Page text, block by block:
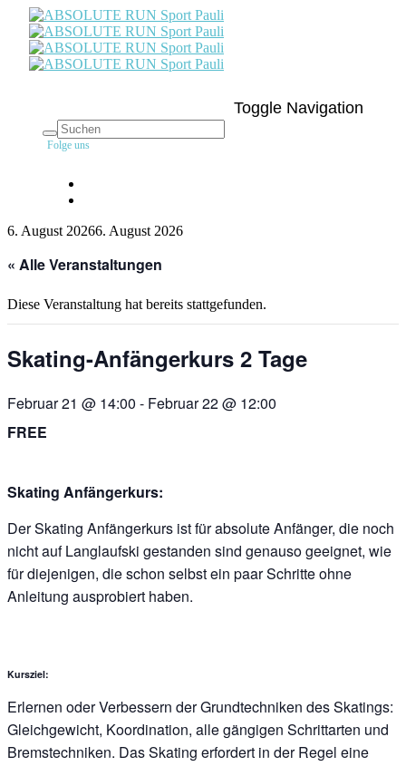
Toggle Navigation
Folge uns
6. August 20266. August 2026
« Alle Veranstaltungen
Diese Veranstaltung hat bereits stattgefunden.
Skating-Anfängerkurs 2 Tage
Februar 21 @ 14:00 - Februar 22 @ 12:00
FREE
Skating Anfängerkurs:
Der Skating Anfängerkurs ist für absolute Anfänger, die noch
nicht auf Langlaufski gestanden sind genauso geeignet, wie
für diejenigen, die schon selbst ein paar Schritte ohne
Anleitung ausprobiert haben.
Kursziel:
Erlernen oder Verbessern der Grundtechniken des Skatings:
Gleichgewicht, Koordination, alle gängigen Schrittarten und
Bremstechniken. Das Skating erfordert in der Regel eine